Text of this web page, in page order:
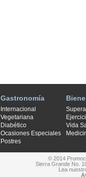
Gastronomía
Internacional
Vegetariana
Diabético
Ocasiones Especiales
Postres
Vida
© 2014
Sierra Grande No.
Lea